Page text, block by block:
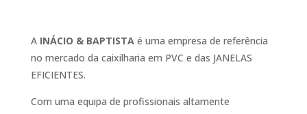
A INÁCIO & BAPTISTAé uma empresa de referência
no mercado da caixilharia em PVC e das JANELAS
EFICIENTES.
Com uma equipa de profissionais altamente